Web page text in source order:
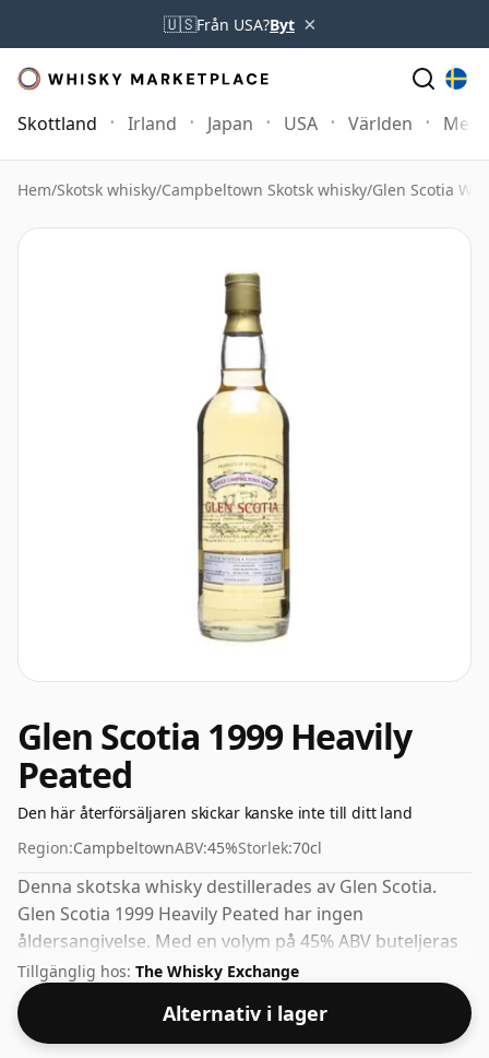
🇺🇸Från USA?Byt ×
Skottland Irland Japan USA Världen Mer
Hem/Skotsk whisky/Campbeltown Skotsk whisky/Glen Scotia
Glen Scotia 1999 Heavily
Peated
Den här återförsäljaren skickar kanske inte till ditt land
Region:CampbeltownABV:45%Storlek:70cl
Denna skotska whisky destillerades av Glen Scotia.
Glen Scotia 1999 Heavily Peated har ingen
åldersangivelse. Med en volym på 45% ABV buteljeras
denna whisky med optimal drickstyrka. Avnjuts rent
eller med en droppe vatten.
Tillgänglig hos: The Whisky Exchange
Alternativ i lager